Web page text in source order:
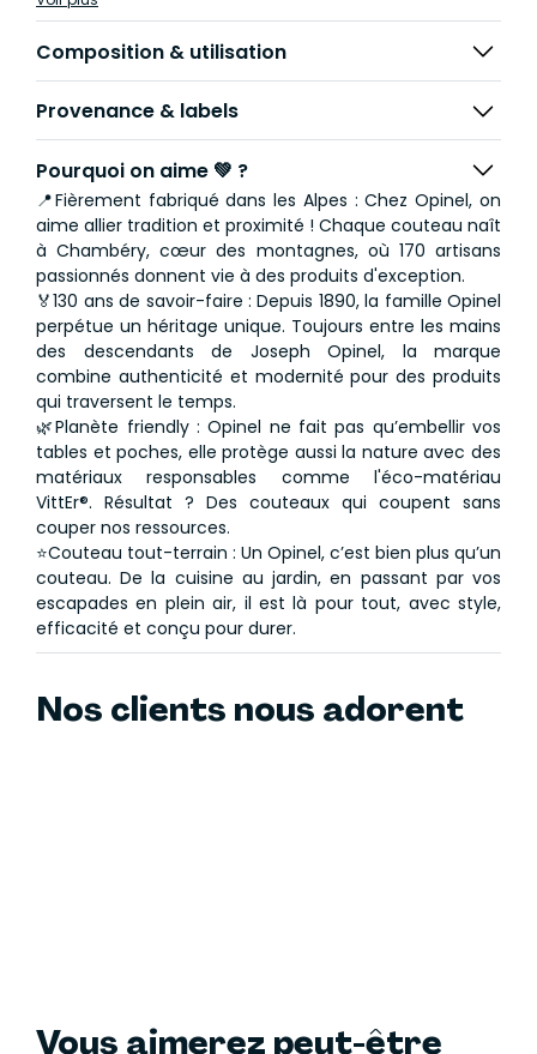
Les couteaux Opinel sont depuis longtemps le symbole
de la culture française. Ils sont généralement produits
aiguisables et des manches en bois de hêtre issu de
forêts gérées de manière responsable dans le Jura.
Composition & utilisation
Provenance & labels
Pourquoi on aime 💚 ?
📍Fièrement fabriqué dans les Alpes : Chez Opinel, on
aime allier tradition et proximité ! Chaque couteau naît
à Chambéry, cœur des montagnes, où 170 artisans
passionnés donnent vie à des produits d'exception.
🏅130 ans de savoir-faire : Depuis 1890, la famille Opinel
perpétue un héritage unique. Toujours entre les mains
des descendants de Joseph Opinel, la marque
combine authenticité et modernité pour des produits
qui traversent le temps.
🌿Planète friendly : Opinel ne fait pas qu’embellir vos
tables et poches, elle protège aussi la nature avec des
matériaux responsables comme l'éco-matériau
VittEr®. Résultat ? Des couteaux qui coupent sans
couper nos ressources.
⭐Couteau tout-terrain : Un Opinel, c’est bien plus qu’un
couteau. De la cuisine au jardin, en passant par vos
escapades en plein air, il est là pour tout, avec style,
efficacité et conçu pour durer.
Nos clients nous adorent
Vous aimerez peut-être